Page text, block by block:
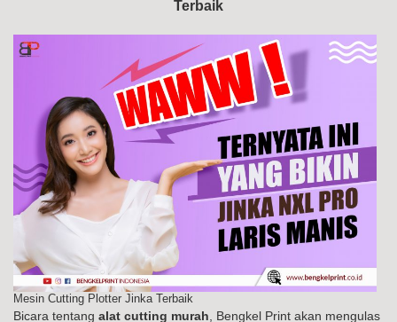
Terbaik
Mesin Cutting Plotter Jinka Terbaik
Bicara tentang alat cutting murah , Bengkel Print akan mengulas